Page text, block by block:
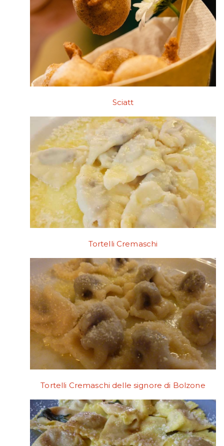
Sciatt
Tortelli Cremaschi
Tortelli Cremaschi delle signore di Bolzone